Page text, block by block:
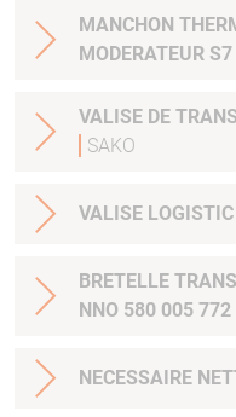
MANCHON
MODERATEUR
VALISE DE
SAKO
VALISE
BRETELLE
NNO 580 005 772
NECESSAIRE